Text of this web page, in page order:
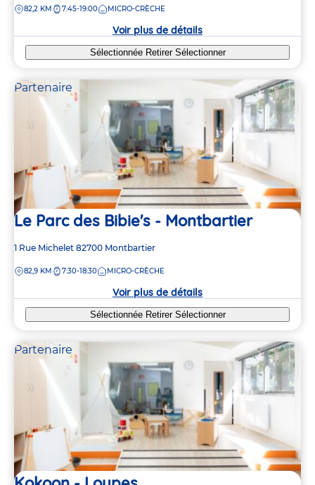
la
DISTANCE
82,2 KM 7:45-19:00 MICRO-CRÈCHE
Voir plus de détails
Sélectionnée Retirer Sélectionner
Partenaire
Le Parc des Bibie's - Montbartier
Adresse
la
1 Rue Michelet 82700 Montbartier
DISTANCE
82,9 KM 7:30-18:30 MICRO-CRÈCHE
Voir plus de détails
Sélectionnée Retirer Sélectionner
Partenaire